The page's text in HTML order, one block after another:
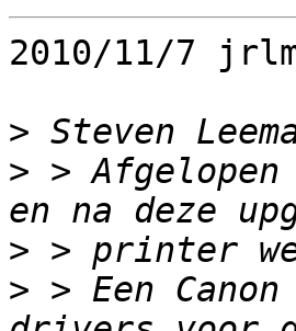
2010/11/7
>
> > Afgelopen
>
> > Een